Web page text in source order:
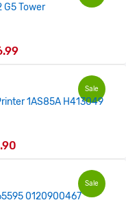
Tower
Sale
1AS85A H413049
Sale
0120900467